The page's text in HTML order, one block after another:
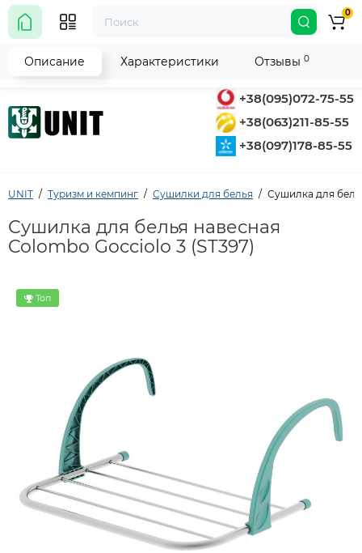
+38(095)072-75-55
+38(063)211-85-55
+38(097)178-85-55
0
UNIT Туризм и кемпинг Сушилки для белья Сушилка для
Сушилка для белья навесная
Colombo Gocciolo 3 (ST397)
Топ
Описание Характеристики Отзывы 0